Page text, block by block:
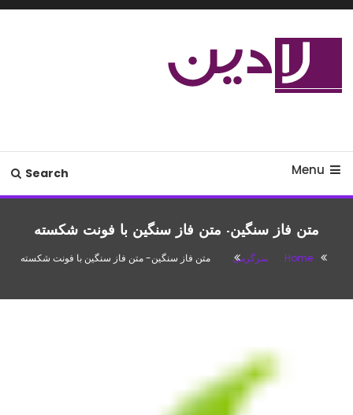
Skip
Menu
Search
متن فاز سنگین- متن فاز سنگین با فونت شکسته
Home سرگرمی متن فاز سنگین- متن فاز سنگین با فونت شکسته